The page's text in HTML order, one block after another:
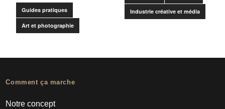
Guides pratiques
Art et photographie
Industrie créative et média
Comment ça marche
Notre concept